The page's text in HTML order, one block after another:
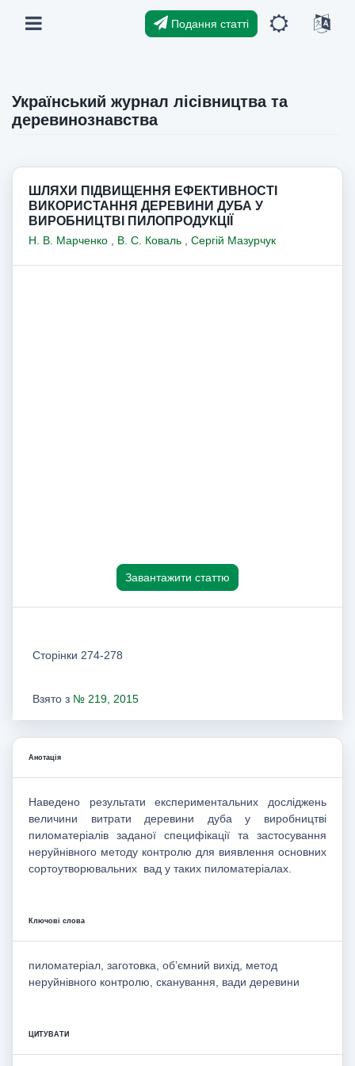
Подання статті
Український журнал лісівництва та
деревинознавства
ШЛЯХИ ПІДВИЩЕННЯ ЕФЕКТИВНОСТІ
ВИКОРИСТАННЯ ДЕРЕВИНИ ДУБА У
ВИРОБНИЦТВІ ПИЛОПРОДУКЦІЇ
Н. В. Марченко В. С. Коваль Сергій Мазурчук
Завантажити статтю
Сторінки 274-278
Взято з № 219, 2015
Анотація
Наведено результати експериментальних досліджень
величини витрати деревини дуба у виробництві
пиломатеріалів заданої специфікації та застосування
неруйнівного методу контролю для виявлення основних
сортоутворювальних вад у таких пиломатеріалах.
Ключові слова
пиломатеріал, заготовка, об’ємний вихід, метод
неруйнівного контролю, сканування, вади деревини
ЦИТУВАТИ